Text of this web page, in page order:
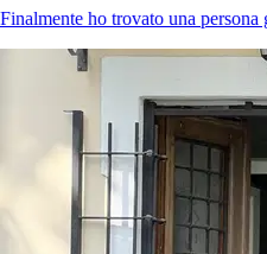
Finalmente ho trovato una